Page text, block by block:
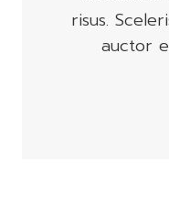
risus.
auctor